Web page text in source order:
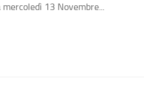
13 Novembre...